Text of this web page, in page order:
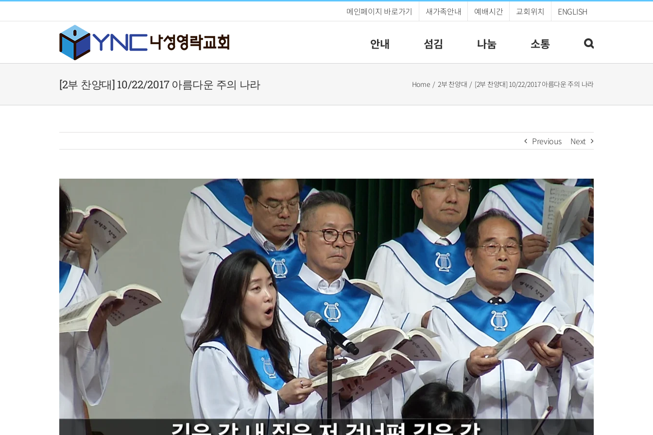
to
메인페이지 바로가기 새가족안내 예배시간 교회위치 ENGLISH
안내 섬김 나눔 소통
[2부 찬양대] 10/22/2017 아름다운 주의 나라 Home 2부 찬양대 [2부 찬양대] 10/22/2017 아름다운 주의 나라
Previous Next